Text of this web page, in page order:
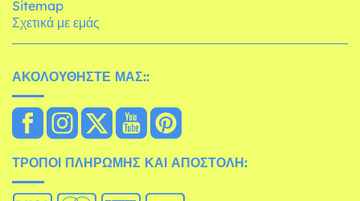
Sitemap
Σχετικά με εμάς
ΑΚΟΛΟΥΘΉΣΤΕ ΜΑΣ::
ΤΡΌΠΟΙ ΠΛΗΡΩΜΉΣ ΚΑΙ ΑΠΟΣΤΟΛΉ: